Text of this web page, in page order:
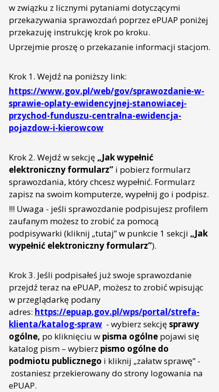
w związku z licznymi pytaniami dotyczącymi
przekazywania sprawozdań poprzez ePUAP poniżej
przekazuję instrukcję krok po kroku.
Uprzejmie proszę o przekazanie informacji stacjom.
Krok 1. Wejdź na poniższy link:
https://www.gov.pl/web/gov/sprawozdanie-w-
sprawie-oplaty-ewidencyjnej-stanowiacej-
przychod-funduszu-centralna-ewidencja-
pojazdow-i-kierowcow
Krok 2. Wejdź w sekcję „Jak wypełnić
elektroniczny formularz”i pobierz formularz
sprawozdania, który chcesz wypełnić. Formularz
zapisz na swoim komputerze, wypełnij go i podpisz.
!!! Uwaga - jeśli sprawozdanie podpisujesz profilem
zaufanym możesz to zrobić za pomocą
podpisywarki (kliknij „tutaj” w punkcie 1 sekcji „Jak
wypełnić elektroniczny formularz”).
Krok 3. Jeśli podpisałeś już swoje sprawozdanie
przejdź teraz na ePUAP, możesz to zrobić wpisując
w przeglądarkę podany
adres: https://epuap.gov.pl/wps/portal/strefa-
klienta/katalog-spraw - wybierz sekcję sprawy
ogólne, po kliknięciu w pisma ogólne pojawi się
katalog pism – wybierz pismo ogólne do
podmiotu publicznego i kliknij „załatw sprawę” -
zostaniesz przekierowany do strony logowania na
ePUAP.